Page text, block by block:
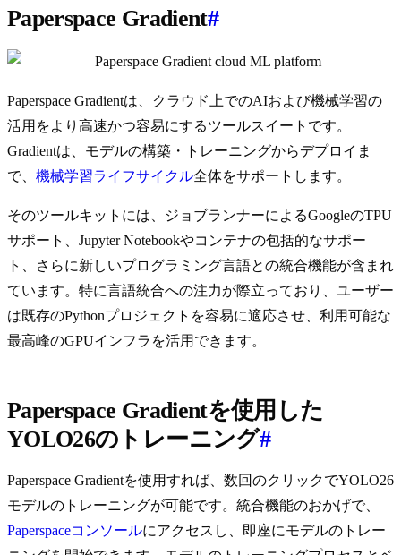
Paperspace Gradient#
Paperspace Gradientは、クラウド上でのAIおよび機械学習の
活用をより高速かつ容易にするツールスイートです。
Gradientは、モデルの構築・トレーニングからデプロイま
で、 機械学習ライフサイクル全体をサポートします。
そのツールキットには、ジョブランナーによるGoogleのTPU
サポート、Jupyter Notebookやコンテナの包括的なサポー
ト、さらに新しいプログラミング言語との統合機能が含まれ
ています。特に言語統合への注力が際立っており、ユーザー
は既存のPythonプロジェクトを容易に適応させ、利用可能な
最高峰のGPUインフラを活用できます。
Paperspace Gradientを使用した
YOLO26のトレーニング#
Paperspace Gradientを使用すれば、数回のクリックでYOLO26
モデルのトレーニングが可能です。統合機能のおかげで、
Paperspaceコンソールにアクセスし、即座にモデルのトレー